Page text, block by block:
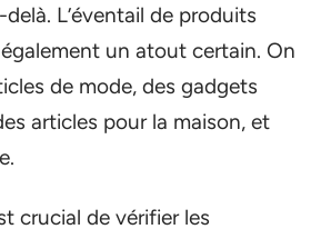
L’éventail de produits
un atout certain. On
de mode, des gadgets
articles pour la maison, et
crucial de vérifier les